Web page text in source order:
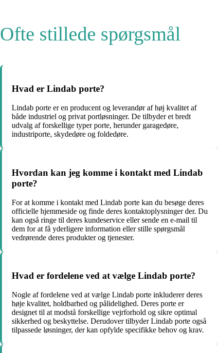
Ofte stillede spørgsmål
Hvad er Lindab porte?
Lindab porte er en producent og leverandør af høj kvalitet af
både industriel og privat portløsninger. De tilbyder et bredt
udvalg af forskellige typer porte, herunder garagedøre,
industriporte, skydedøre og foldedøre.
Hvordan kan jeg komme i kontakt med Lindab
porte?
For at komme i kontakt med Lindab porte kan du besøge deres
officielle hjemmeside og finde deres kontaktoplysninger der. Du
kan også ringe til deres kundeservice eller sende en e-mail til
dem for at få yderligere information eller stille spørgsmål
vedrørende deres produkter og tjenester.
Hvad er fordelene ved at vælge Lindab porte?
Nogle af fordelene ved at vælge Lindab porte inkluderer deres
høje kvalitet, holdbarhed og pålidelighed. Deres porte er
designet til at modstå forskellige vejrforhold og sikre optimal
sikkerhed og beskyttelse. Derudover tilbyder Lindab porte også
tilpassede løsninger, der kan opfylde specifikke behov og krav.